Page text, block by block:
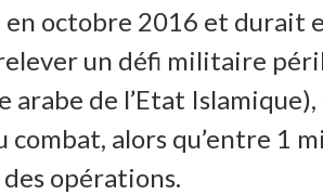
en octobre 2016 et durait
un défi militaire
arabe de l’Etat
combat, alors qu’entre 1
opérations.